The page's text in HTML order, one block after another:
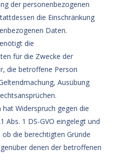
der personenbezogenen
die Einschränkung
Daten.
die
für die Zwecke der
die betroffene Person
Ausübung
Widerspruch gegen die
Abs. 1 DS-GVO eingelegt und
die berechtigten Gründe
denen der betroffenen